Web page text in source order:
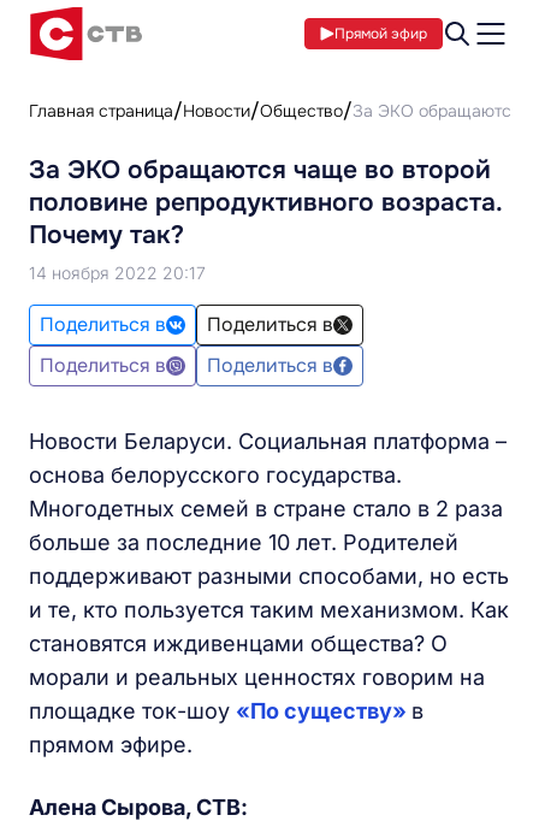
Прямой эфир
Главная страница Новости Общество За ЭКО обращаются
За ЭКО обращаются чаще во второй
половине репродуктивного возраста.
Почему так?
14 ноября 2022 20:17
Поделиться в
Поделиться в
Поделиться в
Поделиться в
Новости Беларуси. Социальная платформа –
основа белорусского государства.
Многодетных семей в стране стало в 2 раза
больше за последние 10 лет. Родителей
поддерживают разными способами, но есть
и те, кто пользуется таким механизмом. Как
становятся иждивенцами общества? О
морали и реальных ценностях говорим на
площадке ток-шоу «По существу» в
прямом эфире.
Алена Сырова, СТВ: